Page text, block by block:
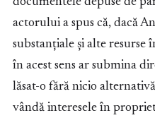
actorului a spus că, dacă
substanțiale și alte resurse
în acest sens ar submina
lăsat-o fără nicio
vândă interesele în